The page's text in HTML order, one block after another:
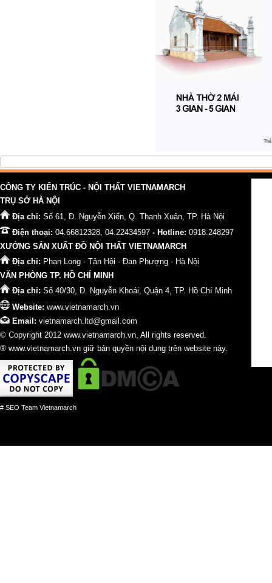
CÔNG TY KIẾN TRÚC - NỘI THẤT VIETNAMARCH
TRỤ SỞ HÀ NỘI
Địa chỉ: Số 61, Đ. Nguyễn Xiển, Q. Thanh Xuân, TP. Hà Nội
Điện thoại: 04.66812328, 04.22434597 - Hotline: 0918.248297
XƯỞNG SẢN XUẤT ĐỒ NỘI THẤT VIETNAMARCH
Địa chỉ: Phan Long - Tân Hội - Đan Phượng - Hà Nội
VĂN PHÒNG TP. HỒ CHÍ MINH
Địa chỉ: Số 40/30, Đ. Nguyễn Khoái, Quận 4, TP. Hồ Chí Minh
Website: www.vietnamarch.vn
Email: vietnamarch.ltd@gmail.com
© Copyright 2012 www.vietnamarch.vn, All rights reserved.
® www.vietnamarch.vn giữ bản quyền nội dung trên website này.
# SEO Team Vietnamarch